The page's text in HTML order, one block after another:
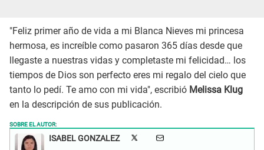
"Feliz primer año de vida a mi Blanca Nieves mi princesa
hermosa, es increíble como pasaron 365 días desde que
llegaste a nuestras vidas y completaste mi felicidad… los
tiempos de Dios son perfecto eres mi regalo del cielo que
tanto lo pedí. Te amo con mi vida", escribió Melissa Klug
en la descripción de sus publicación.
SOBRE EL AUTOR:
ISABEL GONZALEZ